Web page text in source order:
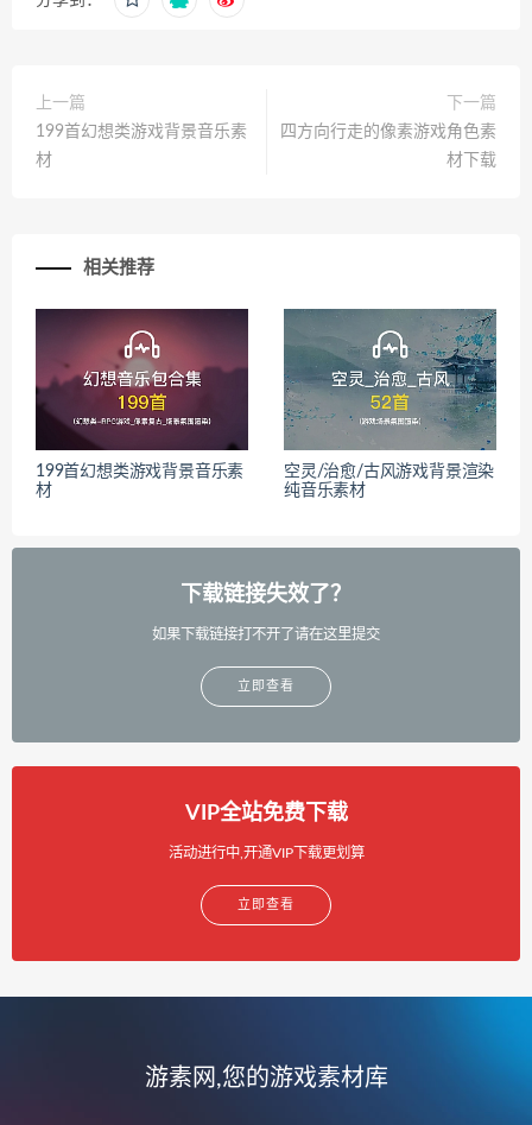
上一篇
199首幻想类游戏背景音乐素
材
下一篇
四方向行走的像素游戏角色素
材下载
相关推荐
199首幻想类游戏背景音乐素
材
空灵/治愈/古风游戏背景渲染
纯音乐素材
下载链接失效了？
如果下载链接打不开了请在这里提交
立即查看
VIP全站免费下载
活动进行中,开通VIP下载更划算
立即查看
游素网,您的游戏素材库